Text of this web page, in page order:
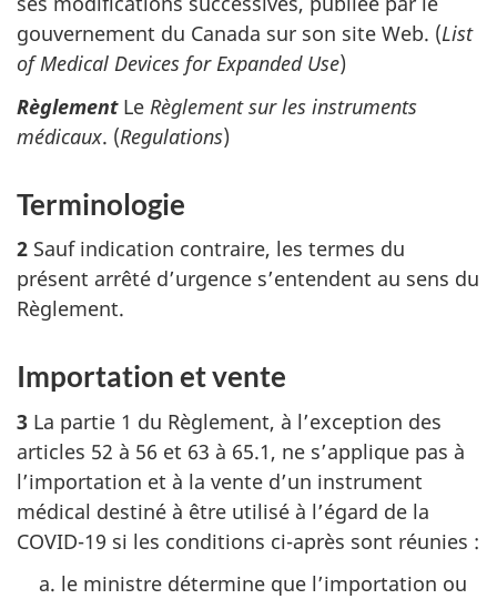
gouvernement du Canada sur son site Web. (List
of Medical Devices for Expanded Use)
RèglementLe Règlement sur les instruments
médicaux. (Regulations)
Terminologie
2 Sauf indication contraire, les termes du
présent arrêté d’urgence s’entendent au sens du
Règlement.
Importation et vente
3 La partie 1 du Règlement, à l’exception des
articles 52 à 56 et 63 à 65.1, ne s’applique pas à
l’importation et à la vente d’un instrument
médical destiné à être utilisé à l’égard de la
COVID-19 si les conditions ci-après sont réunies :
le ministre détermine que l’importation ou